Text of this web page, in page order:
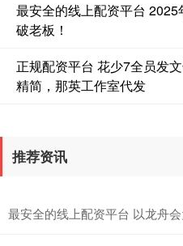
最安全的线上配资平台
破老板！
正规配资平台 花少7全员发
精简，那英工作室代发
推荐资讯
最安全的线上配资平台 以龙舟